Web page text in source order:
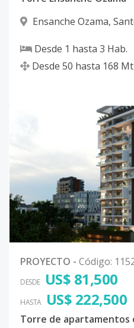
Ensanche Ozama,
Desde 1 hasta 3 Hab.
Desde 50 hasta 168
PROYECTO - Código:
DESDE US$ 81,500
HASTA US$ 222,500
Torre de apartamentos